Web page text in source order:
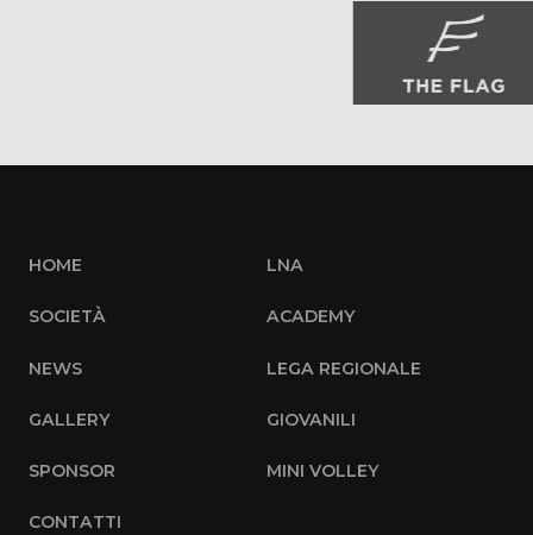
HOME
SOCIETÀ
NEWS
GALLERY
SPONSOR
CONTATTI
LNA
ACADEMY
LEGA REGIONALE
GIOVANILI
MINI VOLLEY